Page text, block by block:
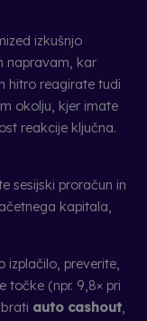
izkušnjo
napravam, kar
hitro reagirate tudi
okolju, kjer imate
reakcije ključna.
sesijski proračun in
kapitala,
izplačilo, preverite,
točke (npr. 9,8× pri
auto cashout,